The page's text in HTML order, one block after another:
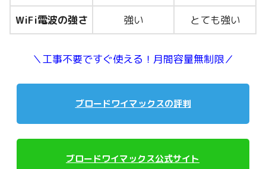
WiFi電波の強さ 強い とても強い
＼工事不要ですぐ使える！月間容量無制限／
ブロードワイマックスの評判
ブロードワイマックス公式サイト